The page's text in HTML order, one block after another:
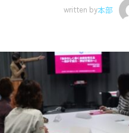
written by本部